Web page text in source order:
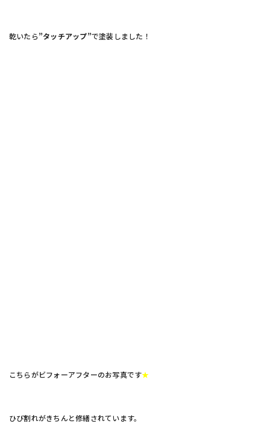
乾いたら”タッチアップ”で塗装しました！
こちらがビフォーアフターのお写真です★
ひび割れがきちんと修繕されています。